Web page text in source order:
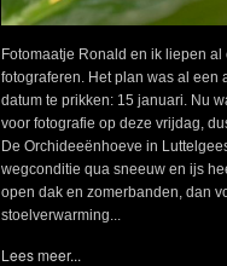
Fotomaatje Ronald en ik liepen
fotograferen. Het plan was al een
datum te prikken: 15 januari. Nu
voor fotografie op deze vrijdag,
De Orchideeënhoeve in
wegconditie qua sneeuw en ijs
open dak en zomerbanden, dan
stoelverwarming...
Lees meer...